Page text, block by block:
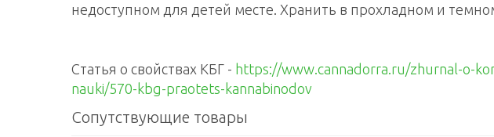
недоступном для детей месте. Хранить в прохладном и
Статья о свойствах КБГ - https://www.cannadorra.ru/zhurnal-o-
nauki/570-kbg-praotets-kannabinodov
Сопутствующие товары